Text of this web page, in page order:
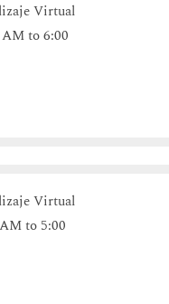
Virtual
to 6:00
Virtual
to 5:00